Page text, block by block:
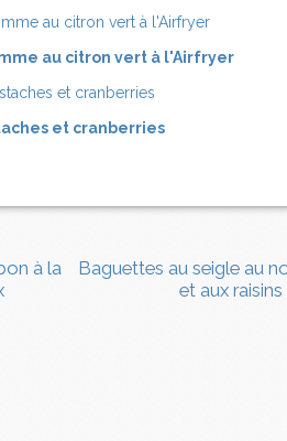
au citron vert à l'Airfryer
et cranberries
à la
Baguettes au seigle au
et aux raisins